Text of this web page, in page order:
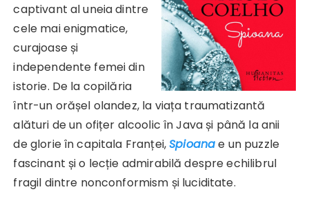
captivant al uneia dintre
cele mai enigmatice,
curajoase și
independente femei din
istorie. De la copilăria
într-un orășel olandez, la viața traumatizantă
alături de un ofițer alcoolic în Java și până la anii
de glorie în capitala Franței,Spioanae un puzzle
fascinant și o lecție admirabilă despre echilibrul
fragil dintre nonconformism și luciditate.